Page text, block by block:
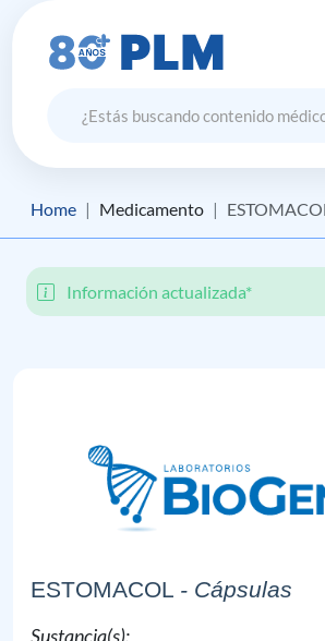
Home Medicamento
Información actualizada*
ESTOMACOL - Cápsulas
Sustancia(s):